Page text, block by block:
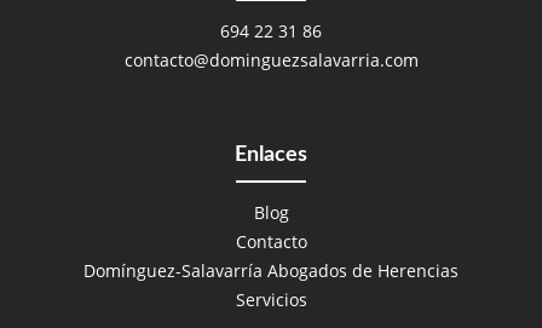
694 22 31 86
contacto@dominguezsalavarria.com
Enlaces
Blog
Contacto
Domínguez-Salavarría Abogados de Herencias
Servicios